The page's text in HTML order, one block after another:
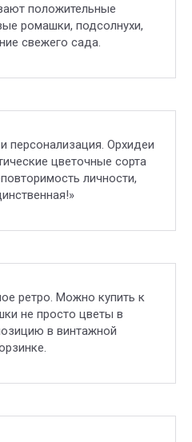
положительные
ромашки, подсолнухи,
свежего сада.
персонализация. Орхидеи
цветочные сорта
личности,
ретро. Можно купить к
не просто цветы в
в винтажной